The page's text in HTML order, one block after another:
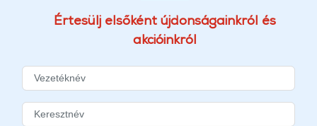
Értesülj elsőként újdonságainkról és
akcióinkról